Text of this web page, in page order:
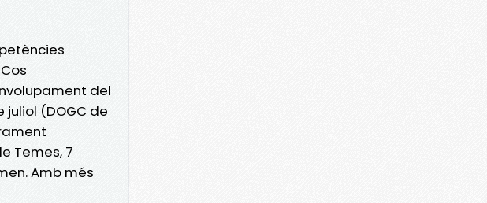
del
juliol (DOGC de
Temes, 7
Amb més